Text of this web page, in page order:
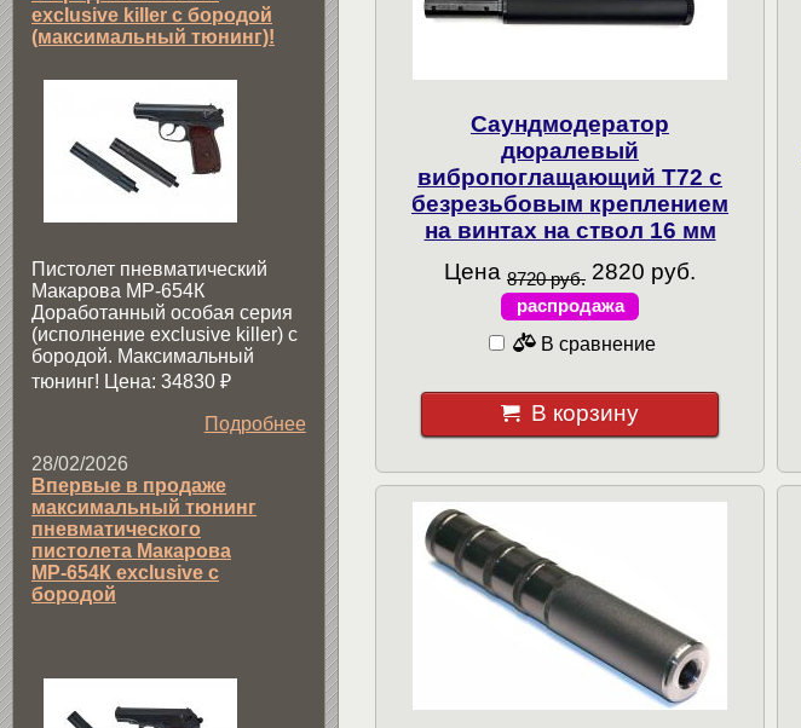
Саундмодератор
дюралевый
вибропоглащающий T72 с
безрезьбовым креплением
на винтах на ствол 16 мм
Цена 8720 руб. 2820 руб.
распродажа
В сравнение
В корзину
exclusive killer с бородой
(максимальный тюнинг)!
Пистолет пневматический
Макарова МР-654К
Доработанный особая серия
(исполнение exclusive killer) с
бородой. Максимальный
тюнинг! Цена: 34830 ₽
Подробнее
28/02/2026
Впервые в продаже
максимальный тюнинг
пневматического
пистолета Макарова
МР-654К exclusive с
бородой